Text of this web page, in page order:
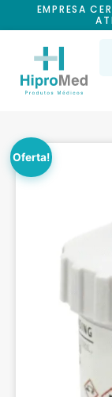
EMPRESA
Oferta!